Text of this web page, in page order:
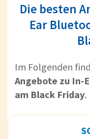
Die besten
Ear
Im Folgenden
Angebote zu In-
am Black Friday.